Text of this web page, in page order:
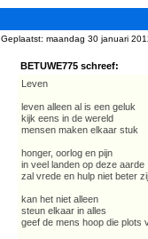
Geplaatst: maandag 30 januari
BETUWE775 schreef:
Leven
leven alleen al is een geluk
kijk eens in de wereld
mensen maken elkaar stuk
honger, oorlog en pijn
in veel landen op deze aarde
zal vrede en hulp niet beter
kan het niet alleen
steun elkaar in alles
geef de mens hoop die plots